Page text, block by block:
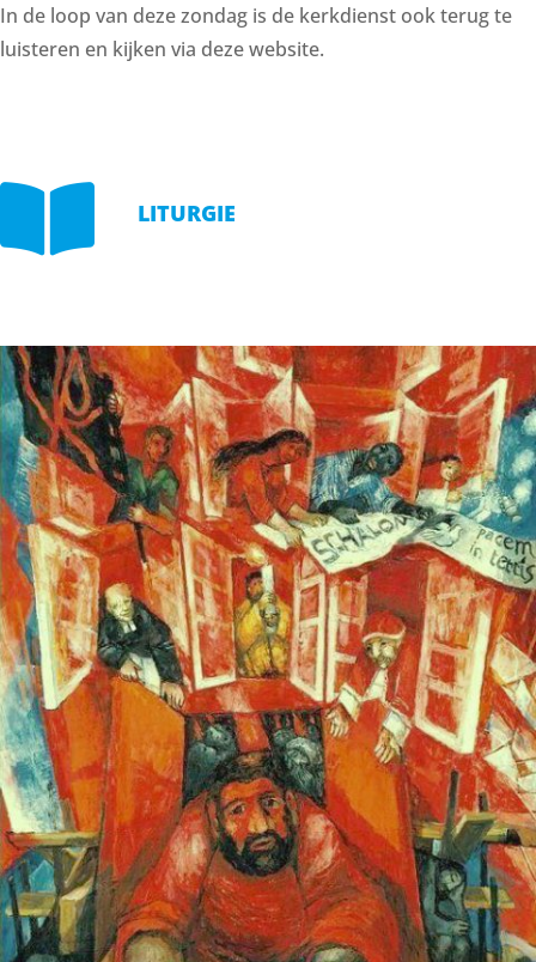
In de loop van deze zondag is de kerkdienst ook terug te
luisteren en kijken via deze website.
 LITURGIE